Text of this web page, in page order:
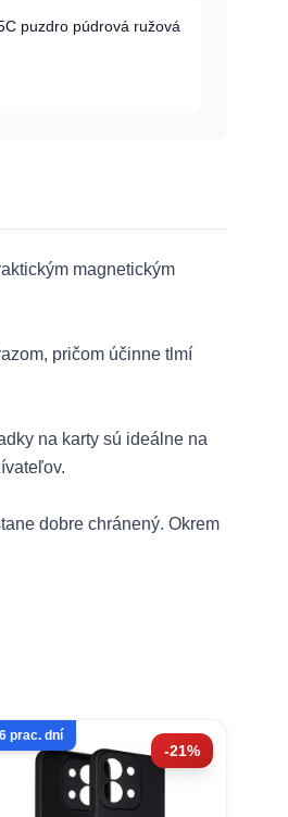
puzdro púdrová ružová
magnetickým
pričom účinne tlmí
na karty sú ideálne na
dobre chránený. Okrem
-21%
prac. dní